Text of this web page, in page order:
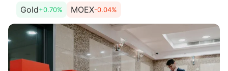
сдержанной ноте:
Gold+0.70% MOEX-0.04%